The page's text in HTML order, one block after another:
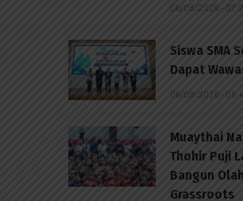
06/08/2026 -
Siswa SMA
Dapat
06/08/2026 -
Muaythai
Thohir Puji
Bangun
Grassroots